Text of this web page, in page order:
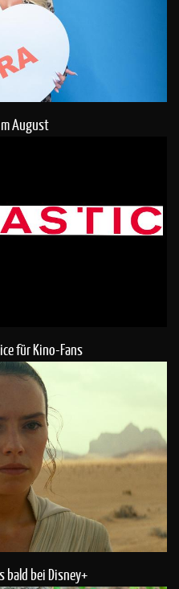
August
für Kino-Fans
bald bei Disney+